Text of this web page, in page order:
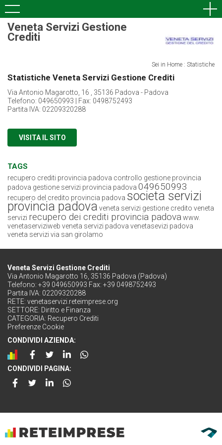
Veneta Servizi Gestione
Crediti
Sei in Home : Statistiche
Statistiche Veneta Servizi Gestione Crediti
Via Antonio Magarotto, 16 , 35136 Padova - Padova
Telefono: 049650993 | Fax: 0498752493
Partita IVA: 02209320288
VISITA IL SITO
TAGS
recupero crediti provincia padova controllo gestione provincia
padova gestione servizi provincia padova 049650993
recupero del credito provincia padova societa servizi
provincia padova veneta servizi gestione credito veneta
servizi recupero dei crediti provincia padovawww.
venetaserviziweb veneta servizi padova venetasevizi padova
veneta servizi via san girolamo
Veneta Servizi Gestione Crediti
Via Antonio Magarotto 16, 35136 Padova (Padova)
Telefono: +39 049650993 Fax: +39 0498752493
Partita IVA: 02209320288
RETE: venetaservizi.reteimprese.org
SETTORE: Diritto e Finanza
CATEGORIA: Recupero Crediti
Preferenze Cookie
CONDIVIDI AZIENDA:
CONDIVIDI PAGINA: